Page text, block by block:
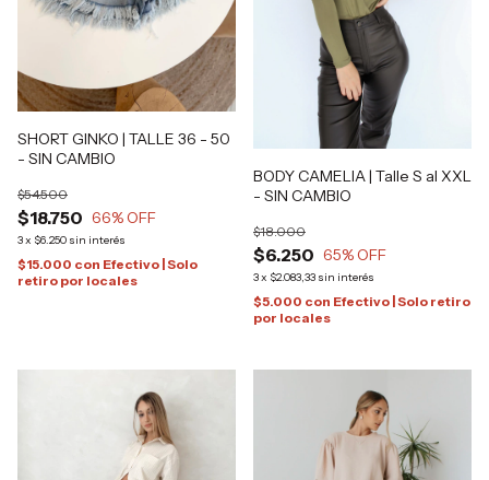
SHORT GINKO | TALLE 36 - 50
- SIN CAMBIO
$18.750
$54.500
66% OFF
3x $6.250 sin interés
$15.000 con Efectivo | Solo
retiro por locales
BODY CAMELIA | Talle S al XXL
- SIN CAMBIO
$6.250
$18.000
65% OFF
3x $2.083,33 sin interés
$5.000 con Efectivo | Solo retiro
por locales